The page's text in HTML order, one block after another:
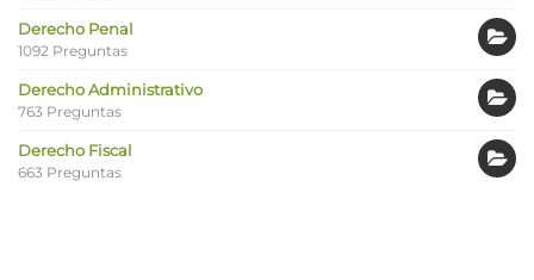
Derecho Penal
1092 Preguntas
Derecho Administrativo
763 Preguntas
Derecho Fiscal
663 Preguntas